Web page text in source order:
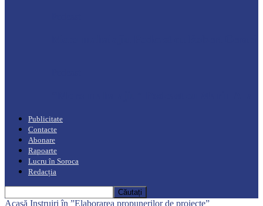
Publicitate
Contacte
Abonare
Rapoarte
Lucru în Soroca
Redacția
Acasă Instruiri în ”Elaborarea propunerilor de proiecte”